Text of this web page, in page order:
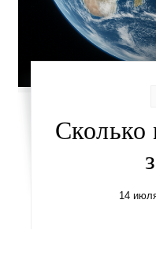
Сколько
14